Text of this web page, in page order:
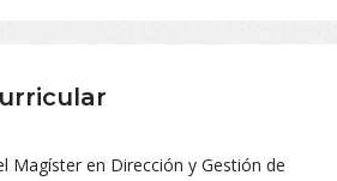
Magíster en Dirección y Gestión de